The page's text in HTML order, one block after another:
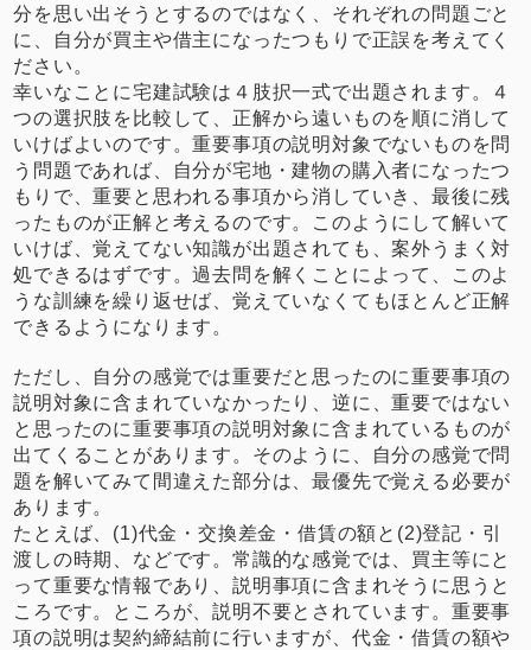
分を思い出そうとするのではなく、それぞれの問題ごと
に、自分が買主や借主になったつもりで正誤を考えてく
ださい。
幸いなことに宅建試験は４肢択一式で出題されます。４
つの選択肢を比較して、正解から遠いものを順に消して
いけばよいのです。重要事項の説明対象でないものを問
う問題であれば、自分が宅地・建物の購入者になったつ
もりで、重要と思われる事項から消していき、最後に残
ったものが正解と考えるのです。このようにして解いて
いけば、覚えてない知識が出題されても、案外うまく対
処できるはずです。過去問を解くことによって、このよ
うな訓練を繰り返せば、覚えていなくてもほとんど正解
できるようになります。
ただし、自分の感覚では重要だと思ったのに重要事項の
説明対象に含まれていなかったり、逆に、重要ではない
と思ったのに重要事項の説明対象に含まれているものが
出てくることがあります。そのように、自分の感覚で問
題を解いてみて間違えた部分は、最優先で覚える必要が
あります。
たとえば、(1)代金・交換差金・借賃の額と(2)登記・引
渡しの時期、などです。常識的な感覚では、買主等にと
って重要な情報であり、説明事項に含まれそうに思うと
ころです。ところが、説明不要とされています。重要事
項の説明は契約締結前に行いますが、代金・借賃の額や